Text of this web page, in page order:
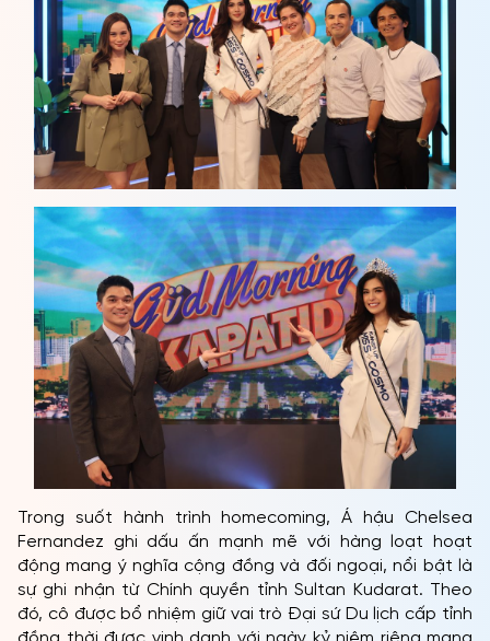
MCO
CUỘC THI
TIN TỨC & THƯ VIỆN
ĐỐI TÁC
FAQ
Trong suốt hành trình homecoming, Á hậu Chelsea
Fernandez ghi dấu ấn mạnh mẽ với hàng loạt hoạt
động mang ý nghĩa cộng đồng và đối ngoại, nổi bật là
sự ghi nhận từ Chính quyền tỉnh Sultan Kudarat. Theo
đó, cô được bổ nhiệm giữ vai trò Đại sứ Du lịch cấp tỉnh